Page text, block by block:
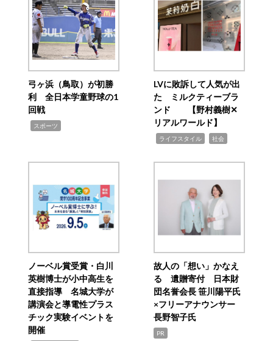
弓ヶ浜（鳥取）が初勝
利 全日本学童野球の1
回戦
スポーツ
LVに敗訴して人気が出
た ミルクティーブラ
ンド 【野村義樹✕
リアルワールド】
ライフスタイル 社会
ノーベル賞受賞・白川
英樹博士が小中高生を
直接指導 名城大学が
講演会と導電性プラス
チック実験イベントを
開催
故人の「想い」かなえ
る 遺贈寄付 日本財
団名誉会長 笹川陽平氏
×フリーアナウンサー
長野智子氏
PR